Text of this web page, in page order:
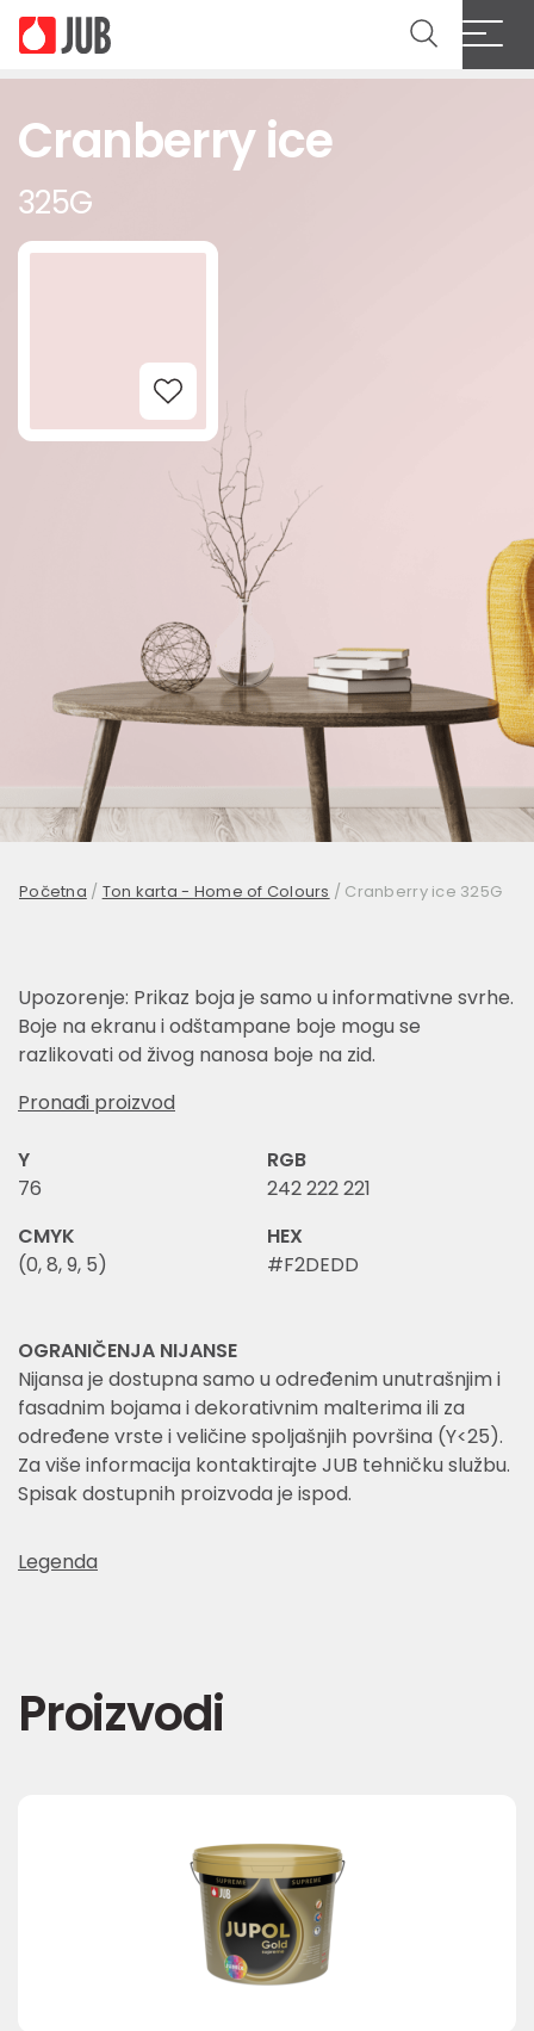
Cranberry ice
325G
Add to Wishlist
Početna / Ton karta - Home of Colours / Cranberry ice 325G
Upozorenje: Prikaz boja je samo u informativne svrhe.
Boje na ekranu i odštampane boje mogu se
razlikovati od živog nanosa boje na zid.
Pronađi proizvod
Y
76
RGB
242 222 221
CMYK
(0, 8, 9, 5)
HEX
#F2DEDD
OGRANIČENJA NIJANSE
Nijansa je dostupna samo u određenim unutrašnjim i
fasadnim bojama i dekorativnim malterima ili za
određene vrste i veličine spoljašnjih površina (Y<25).
Za više informacija kontaktirajte JUB tehničku službu.
Spisak dostupnih proizvoda je ispod.
Legenda
Proizvodi